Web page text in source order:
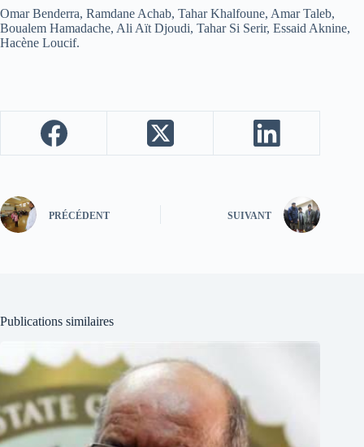
Omar Benderra, Ramdane Achab, Tahar Khalfoune, Amar Taleb,
Boualem Hamadache, Ali Aït Djoudi, Tahar Si Serir, Essaid Aknine,
Hacène Loucif.
PRÉCÉDENT SUIVANT
Publications similaires